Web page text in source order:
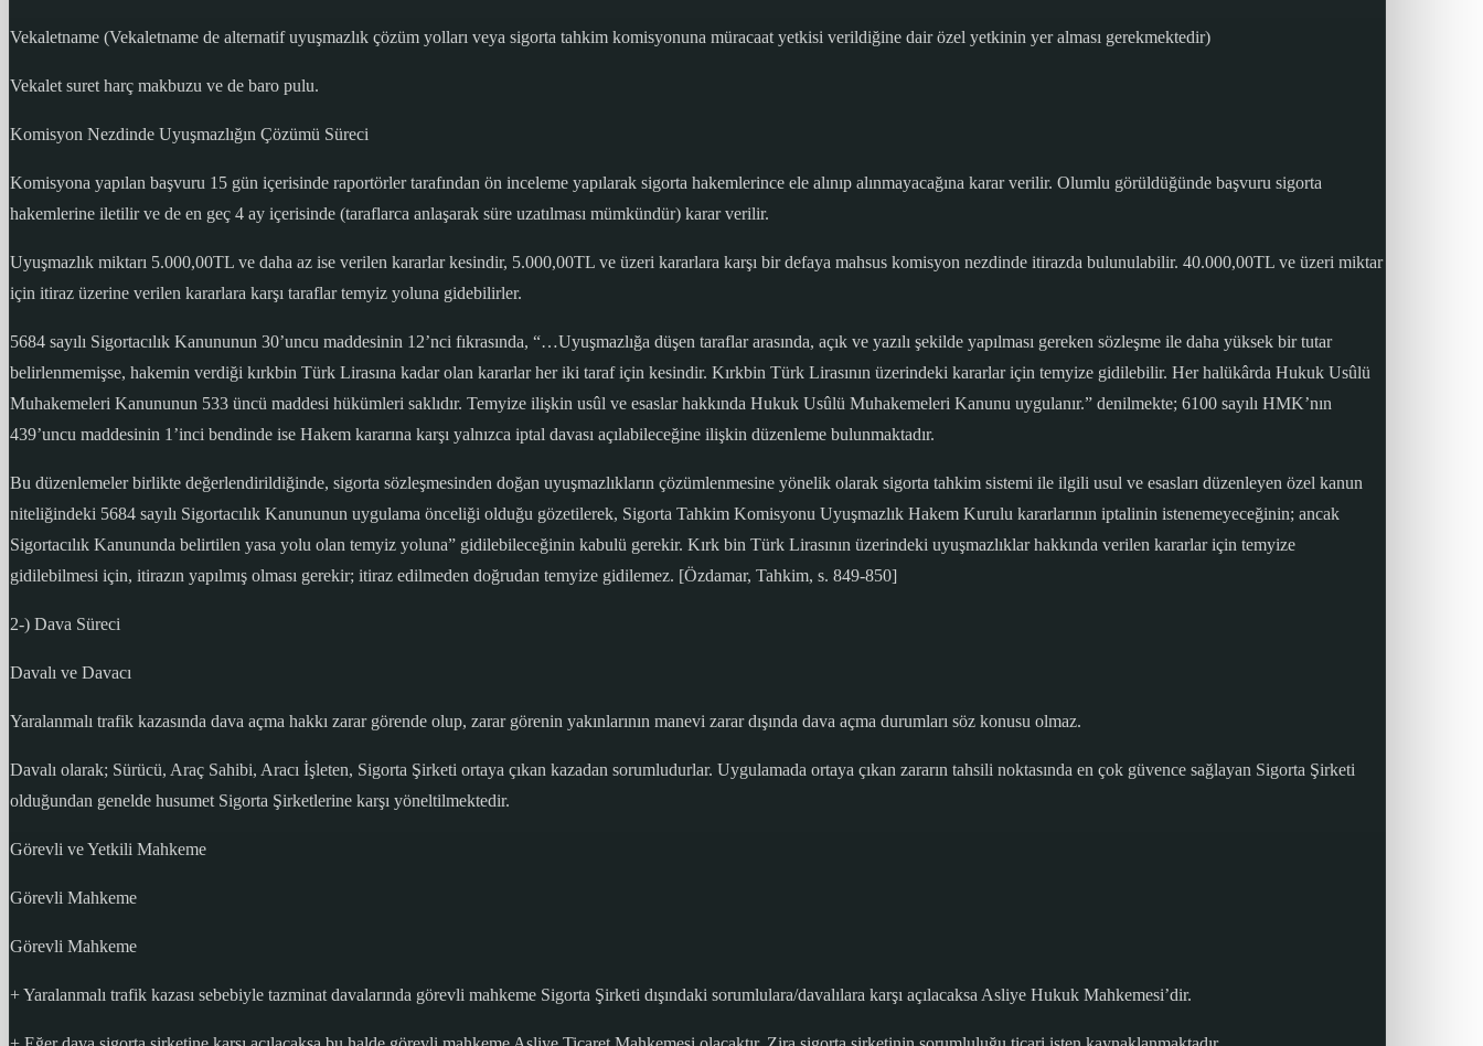
Vekaletname (Vekaletname de alternatif uyuşmazlık çözüm yolları veya sigorta tahkim komisyonuna müracaat yetkisi verildiğine dair özel yetkinin yer alması gerekmektedir)
Vekalet suret harç makbuzu ve de baro pulu.
Komisyon Nezdinde Uyuşmazlığın Çözümü Süreci
Komisyona yapılan başvuru 15 gün içerisinde raportörler tarafından ön inceleme yapılarak sigorta hakemlerince ele alınıp alınmayacağına karar verilir. Olumlu görüldüğünde başvuru sigorta
hakemlerine iletilir ve de en geç 4 ay içerisinde (taraflarca anlaşarak süre uzatılması mümkündür) karar verilir.
Uyuşmazlık miktarı 5.000,00TL ve daha az ise verilen kararlar kesindir, 5.000,00TL ve üzeri kararlara karşı bir defaya mahsus komisyon nezdinde itirazda bulunulabilir. 40.000,00TL ve üzeri miktar
için itiraz üzerine verilen kararlara karşı taraflar temyiz yoluna gidebilirler.
5684 sayılı Sigortacılık Kanununun 30’uncu maddesinin 12’nci fıkrasında, “…Uyuşmazlığa düşen taraflar arasında, açık ve yazılı şekilde yapılması gereken sözleşme ile daha yüksek bir tutar
belirlenmemişse, hakemin verdiği kırkbin Türk Lirasına kadar olan kararlar her iki taraf için kesindir. Kırkbin Türk Lirasının üzerindeki kararlar için temyize gidilebilir. Her halükârda Hukuk Usûlü
Muhakemeleri Kanununun 533 üncü maddesi hükümleri saklıdır. Temyize ilişkin usûl ve esaslar hakkında Hukuk Usûlü Muhakemeleri Kanunu uygulanır.” denilmekte; 6100 sayılı HMK’nın
439’uncu maddesinin 1’inci bendinde ise Hakem kararına karşı yalnızca iptal davası açılabileceğine ilişkin düzenleme bulunmaktadır.
Bu düzenlemeler birlikte değerlendirildiğinde, sigorta sözleşmesinden doğan uyuşmazlıkların çözümlenmesine yönelik olarak sigorta tahkim sistemi ile ilgili usul ve esasları düzenleyen özel kanun
niteliğindeki 5684 sayılı Sigortacılık Kanununun uygulama önceliği olduğu gözetilerek, Sigorta Tahkim Komisyonu Uyuşmazlık Hakem Kurulu kararlarının iptalinin istenemeyeceğinin; ancak
Sigortacılık Kanununda belirtilen yasa yolu olan temyiz yoluna” gidilebileceğinin kabulü gerekir. Kırk bin Türk Lirasının üzerindeki uyuşmazlıklar hakkında verilen kararlar için temyize
gidilebilmesi için, itirazın yapılmış olması gerekir; itiraz edilmeden doğrudan temyize gidilemez. [Özdamar, Tahkim, s. 849-850]
2-) Dava Süreci
Davalı ve Davacı
Yaralanmalı trafik kazasında dava açma hakkı zarar görende olup, zarar görenin yakınlarının manevi zarar dışında dava açma durumları söz konusu olmaz.
Davalı olarak; Sürücü, Araç Sahibi, Aracı İşleten, Sigorta Şirketi ortaya çıkan kazadan sorumludurlar. Uygulamada ortaya çıkan zararın tahsili noktasında en çok güvence sağlayan Sigorta Şirketi
olduğundan genelde husumet Sigorta Şirketlerine karşı yöneltilmektedir.
Görevli ve Yetkili Mahkeme
Görevli Mahkeme
Görevli Mahkeme
+ Yaralanmalı trafik kazası sebebiyle tazminat davalarında görevli mahkeme Sigorta Şirketi dışındaki sorumlulara/davalılara karşı açılacaksa Asliye Hukuk Mahkemesi’dir.